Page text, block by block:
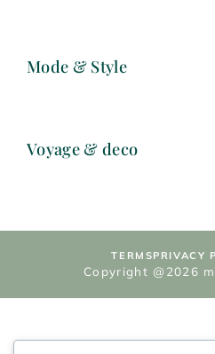
Mode & Style
Voyage & deco
TERMSPRIVACY
Copyright @2026